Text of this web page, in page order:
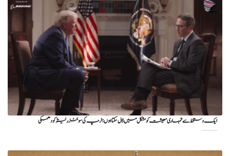
ایک دستخط سے تمہاری معیشت کو مشکل میں ڈال سکتا ہوں؛ ٹرمپ کی سوئٹزرلینڈ کو دھمکی